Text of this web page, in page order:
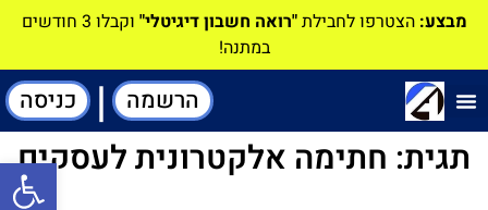
מבצע: הצטרפו לחבילת"רואה חשבון דיגיטלי"
וקבלו 3 חודשים
במתנה!
הרשמה | כניסה
תגית: חתימה אלקטרונית לעסקים
פתח